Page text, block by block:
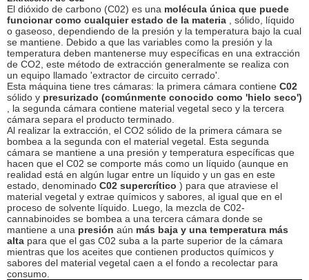
El dióxido de carbono (C02) es una molécula única que puede
funcionar como cualquier estado de la materia , sólido, líquido
o gaseoso, dependiendo de la presión y la temperatura bajo la cual
se mantiene. Debido a que las variables como la presión y la
temperatura deben mantenerse muy específicas en una extracción
de CO2, este método de extracción generalmente se realiza con
un equipo llamado 'extractor de circuito cerrado'.
Esta máquina tiene tres cámaras: la primera cámara contiene C02
sólido y presurizado (comúnmente conocido como 'hielo seco')
, la segunda cámara contiene material vegetal seco y la tercera
cámara separa el producto terminado.
Al realizar la extracción, el CO2 sólido de la primera cámara se
bombea a la segunda con el material vegetal. Esta segunda
cámara se mantiene a una presión y temperatura específicas que
hacen que el C02 se comporte más como un líquido (aunque en
realidad está en algún lugar entre un líquido y un gas en este
estado, denominado C02 supercrítico ) para que atraviese el
material vegetal y extrae químicos y sabores, al igual que en el
proceso de solvente líquido. Luego, la mezcla de C02-
cannabinoides se bombea a una tercera cámara donde se
mantiene a una presión aún más baja y una temperatura más
alta para que el gas C02 suba a la parte superior de la cámara
mientras que los aceites que contienen productos químicos y
sabores del material vegetal caen a el fondo a recolectar para
consumo.